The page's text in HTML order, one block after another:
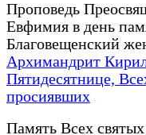
Проповедь
Евфимия в день
Благовещенский
Архимандрит
Пятидесятнице,
просиявших
Память Всех